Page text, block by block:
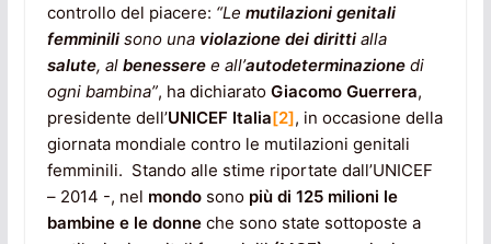
controllo del piacere: “Le mutilazioni genitali
femminilisono una violazione dei dirittialla
salute, al benesseree all’autodeterminazionedi
ogni bambina”, ha dichiarato Giacomo Guerrera,
presidente dell’UNICEF Italia[2], in occasione della
giornata mondiale contro le mutilazioni genitali
femminili. Stando alle stime riportate dall’UNICEF
– 2014 -, nel mondosono più di 125 milioni le
bambine e le donneche sono state sottoposte a